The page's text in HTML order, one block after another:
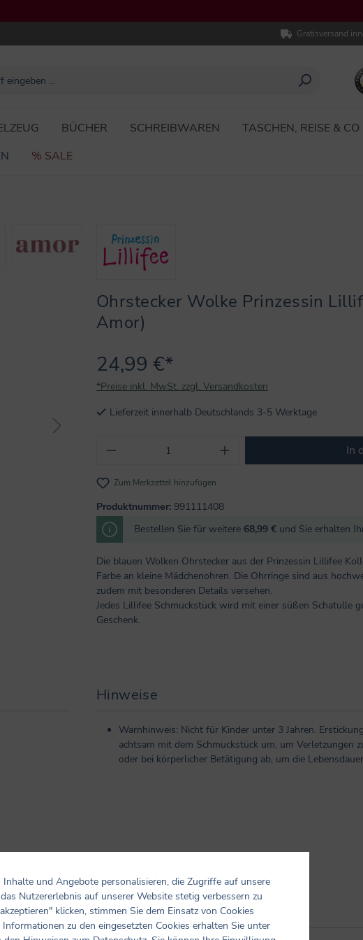
Gratisversand
BÜCHER SCHREIBWAREN TASCHEN, REISE & CO
% SALE
Ohrstecker Wolke Prinzessin
Amor)
24,99 €*
*Preise inkl. MwSt. zzgl. Versandkosten
Lieferzeit innerhalb Deutschlands 3-5 Werktage
Produkt Anzahl: Gib den In
Zum Merkzettel hinzufügen
Produktnummer: 991111408
Bestellen Sie für weitere 68,99 € und Sie erhalten
Die blauen Wolken Ohrstecker aus der Prinzessin Lillifee
Farbe an kleine Mädchenohren. Die Ohrringe sind aus
zudem mit besonderen Details versehen.
Jedes Lillifee Schmuckstück wird mit einer süßen Schatulle
Geschenk.
Hinweise
Warnhinweis: Nicht für Kinder unter 3 Jahren.
achtsam mit dem Schmuckstück um, um Verletzungen
oder bei körperlicher Betätigung ab, um die
und Angebote personalisieren, die Zugriffe auf unsere
Nutzererlebnis auf unserer Website stetig verbessern zu
klicken, stimmen Sie dem Einsatz von Cookies
zu den eingesetzten Cookies erhalten Sie unter